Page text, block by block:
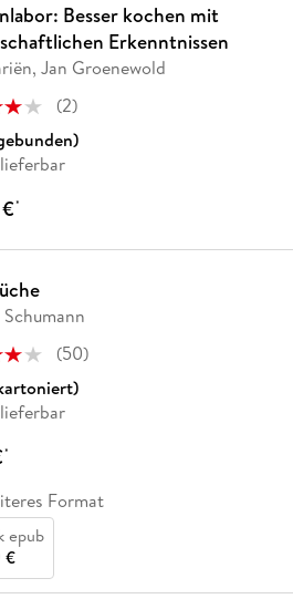
Besser kochen mit
Erkenntnissen
Jan Groenewold
(2)
*
(50)
*
Format
epub
€